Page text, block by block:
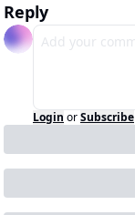
Reply
Login orSubscribe